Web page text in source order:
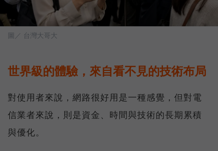
圖／ 台灣大哥大
世界級的體驗，來自看不見的技術布局
對使用者來說，網路很好用是一種感覺，但對電
信業者來說，則是資金、時間與技術的長期累積
與優化。